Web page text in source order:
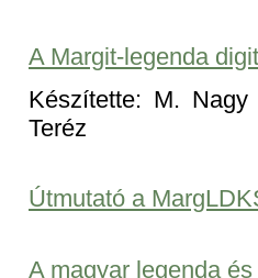
A Margit-legenda
Készítette: M.
Teréz
Útmutató a
A magyar legenda